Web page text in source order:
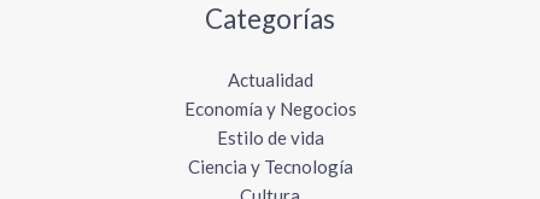
Categorías
Actualidad
Economía y Negocios
Estilo de vida
Ciencia y Tecnología